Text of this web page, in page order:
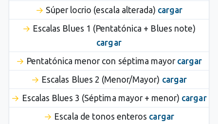
Súper locrio (escala alterada) cargar
Escalas Blues 1 (Pentatónica + Blues note)
cargar
Pentatónica menor con séptima mayor cargar
Escalas Blues 2 (Menor/Mayor) cargar
Escalas Blues 3 (Séptima mayor + menor) cargar
Escala de tonos enteros cargar